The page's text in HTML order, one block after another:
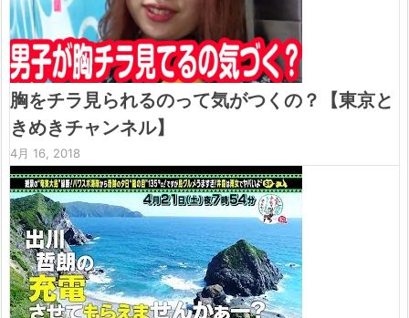
胸をチラ見られるのって気がつくの？【東京と
きめきチャンネル】
4月 16, 2018